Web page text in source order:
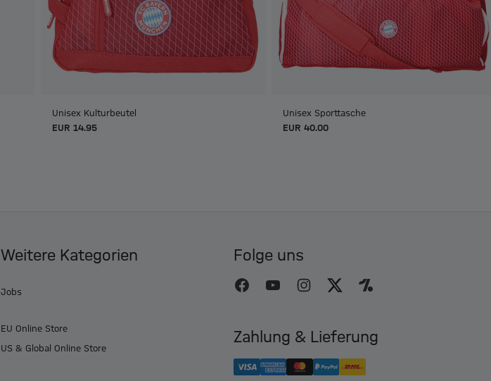
Unisex Kulturbeutel
EUR 14.95
Unisex Sporttasche
EUR 40.00
Weitere Kategorien
Jobs
EU Online Store
US & Global Online Store
Folge uns
Zahlung & Lieferung